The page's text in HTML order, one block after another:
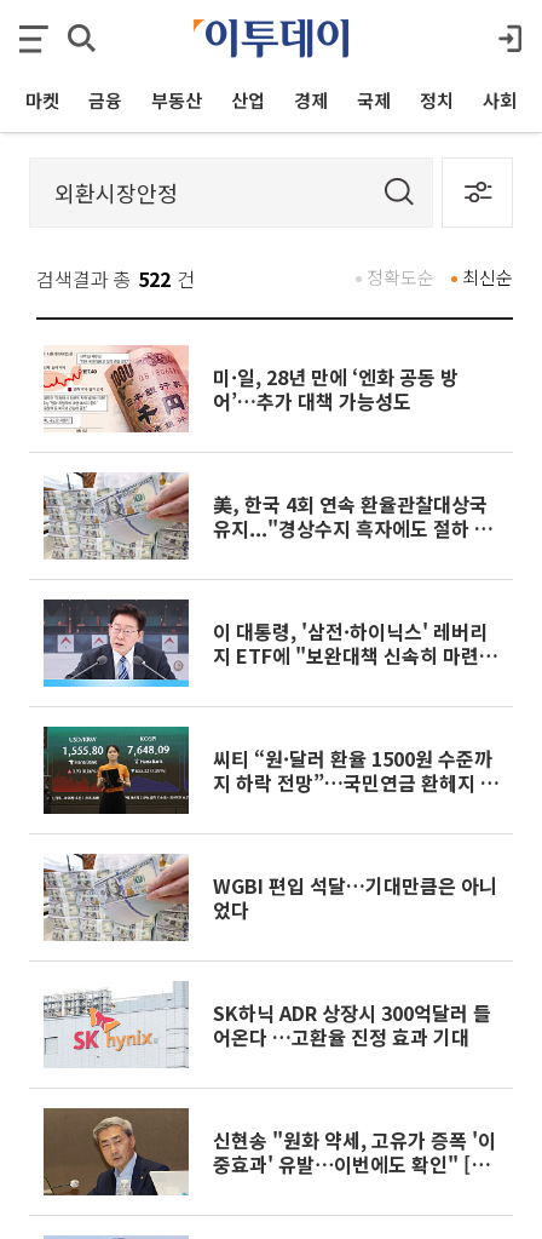
마켓 금융 부동산 산업 경제 국제 정치 사회
검색결과 총 522 건 최신순
정확도순
미·일, 28년 만에 ‘엔화 공동 방
어’…추가 대책 가능성도
美, 한국 4회 연속 환율관찰대상국
유지..."경상수지 흑자에도 절하 압
이 대통령, '삼전·하이닉스' 레버리
지 ETF에 "보완대책 신속히 마련하
씨티 “원·달러 환율 1500원 수준까
지 하락 전망”…국민연금 환헤지 변
WGBI 편입 석달…기대만큼은 아니
었다
SK하닉 ADR 상장시 300억달러 들
어온다 …고환율 진정 효과 기대
신현송 "원화 약세, 고유가 증폭 '이
중효과' 유발⋯이번에도 확인" [물